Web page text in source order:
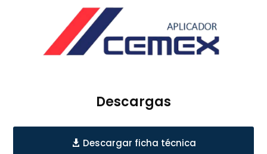
Descargas
Descargar ficha técnica